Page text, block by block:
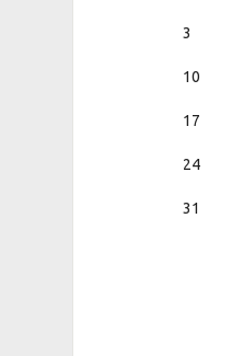
3
10
17
24
31